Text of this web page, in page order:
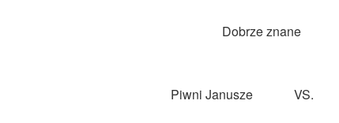
Dobrze znane
Piwni Janusze VS.